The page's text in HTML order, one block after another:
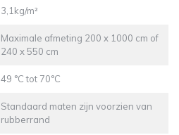
3,1kg/m²
Maximale afmeting 200 x 1000 cm of
240 x 550 cm
49 °C tot 70°C
Standaard maten zijn voorzien van
rubberrand